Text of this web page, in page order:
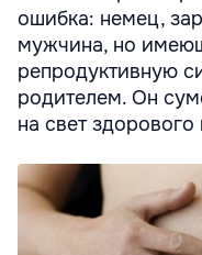
ошибка: немец,
мужчина, но
репродуктивную
родителем. Он
на свет